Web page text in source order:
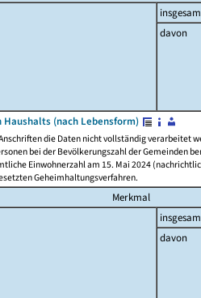
davon
Haushalts (nach Lebensform)
die Daten nicht vollständig verarbeitet
bei der Bevölkerungszahl der Gemeinden
Einwohnerzahl am 15. Mai 2024
Geheimhaltungsverfahren.
Merkmal
davon